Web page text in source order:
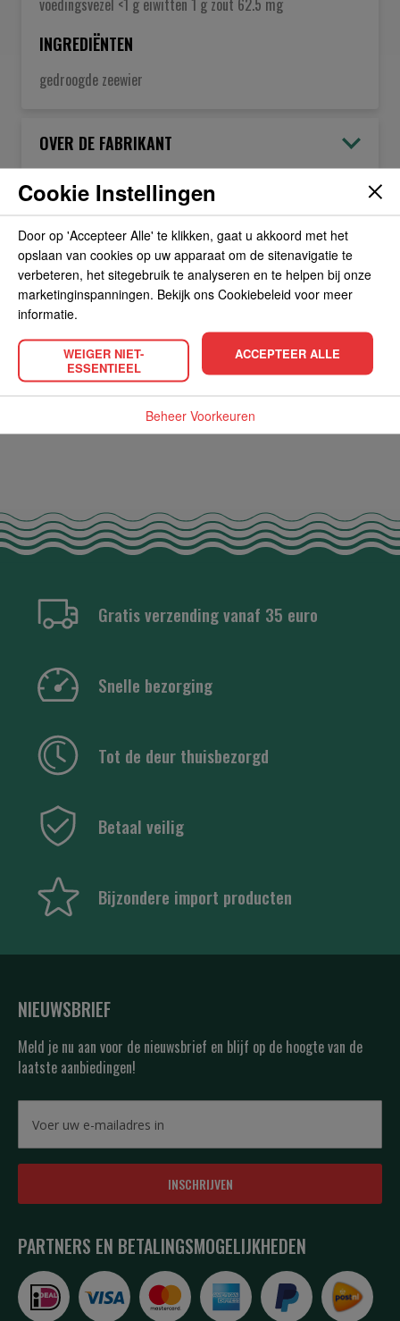
voedingsvezel <1 g eiwitten 1 g zout 62.5 mg
INGREDIËNTEN
gedroogde zeewier
OVER DE FABRIKANT
ALLERGIEËN
OVERIGE INFORMATIE
POPULAIRE PRODUCTEN
Gratis verzending vanaf 35 euro
Snelle bezorging
Tot de deur thuisbezorgd
Betaal veilig
Bijzondere import producten
NIEUWSBRIEF
Meld je nu aan voor de nieuwsbrief en blijf op de hoogte van de
laatste aanbiedingen!
INSCHRIJVEN
PARTNERS EN BETALINGSMOGELIJKHEDEN
Cookie Instellingen
Door op 'Accepteer Alle' te klikken, gaat u akkoord met het
opslaan van cookies op uw apparaat om de sitenavigatie te
verbeteren, het sitegebruik te analyseren en te helpen bij onze
marketinginspanningen. Bekijk ons Cookiebeleid voor meer
informatie.
WEIGER NIET-
ESSENTIEEL
ACCEPTEER ALLE
Beheer Voorkeuren